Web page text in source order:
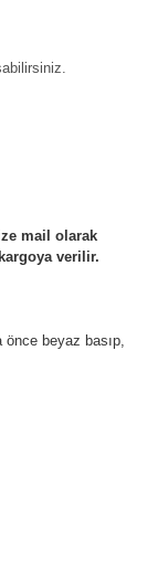
mail olarak
verilir.
önce beyaz basıp,